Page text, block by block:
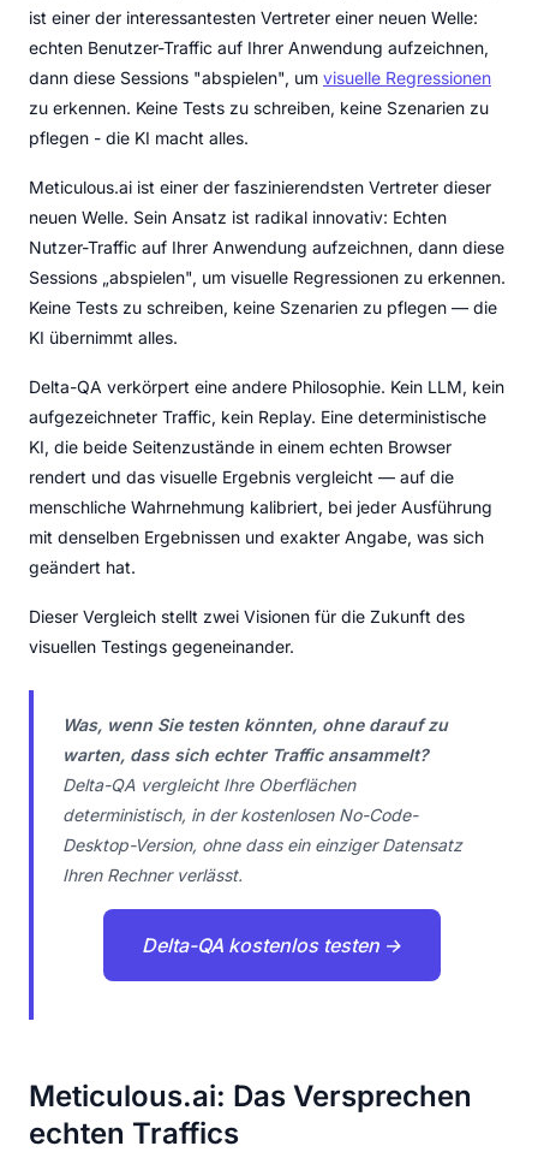
ist einer der interessantesten Vertreter einer neuen Welle:
echten Benutzer-Traffic auf Ihrer Anwendung aufzeichnen,
dann diese Sessions "abspielen", um visuelle Regressionen
zu erkennen. Keine Tests zu schreiben, keine Szenarien zu
pflegen - die KI macht alles.
Meticulous.ai ist einer der faszinierendsten Vertreter dieser
neuen Welle. Sein Ansatz ist radikal innovativ: Echten
Nutzer-Traffic auf Ihrer Anwendung aufzeichnen, dann diese
Sessions „abspielen", um visuelle Regressionen zu erkennen.
Keine Tests zu schreiben, keine Szenarien zu pflegen — die
KI übernimmt alles.
Delta-QA verkörpert eine andere Philosophie. Kein LLM, kein
aufgezeichneter Traffic, kein Replay. Eine deterministische
KI, die beide Seitenzustände in einem echten Browser
rendert und das visuelle Ergebnis vergleicht — auf die
menschliche Wahrnehmung kalibriert, bei jeder Ausführung
mit denselben Ergebnissen und exakter Angabe, was sich
geändert hat.
Dieser Vergleich stellt zwei Visionen für die Zukunft des
visuellen Testings gegeneinander.
Was, wenn Sie testen könnten, ohne darauf zu
warten, dass sich echter Traffic ansammelt?
Delta-QA vergleicht Ihre Oberflächen
deterministisch, in der kostenlosen No-Code-
Desktop-Version, ohne dass ein einziger Datensatz
Ihren Rechner verlässt.
Delta-QA kostenlos testen →
Meticulous.ai: Das Versprechen
echten Traffics